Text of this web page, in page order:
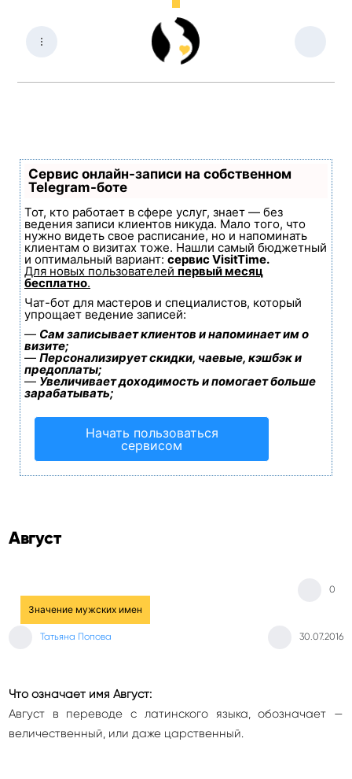
Сервис онлайн-записи на собственном
Telegram-боте
Тот, кто работает в сфере услуг, знает — без
ведения записи клиентов никуда. Мало того, что
нужно видеть свое расписание, но и напоминать
клиентам о визитах тоже. Нашли самый бюджетный
и оптимальный вариант: сервис VisitTime.
Для новых пользователей первый месяц
бесплатно.
Чат-бот для мастеров и специалистов, который
упрощает ведение записей:
— Сам записывает клиентов и напоминает им о
визите;
— Персонализирует скидки, чаевые, кэшбэк и
предоплаты;
— Увеличивает доходимость и помогает больше
зарабатывать;
Начать пользоваться
сервисом
Август
Значение мужских имен
Татьяна Попова 30.07.2016
0
Что означает имя Август:
Август в переводе с латинского языка, обозначает —
величественный, или даже царственный.